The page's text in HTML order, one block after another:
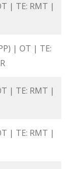
| TE: RMT |
| OT | TE:
| TE: RMT |
| TE: RMT |